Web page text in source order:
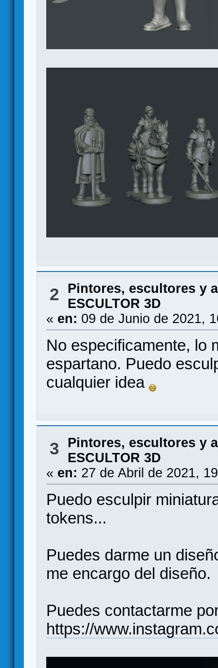
2
Pintores, escultores y
ESCULTOR 3D
« en: 09 de Junio de 2021,
No especificamente, lo
espartano. Puedo
cualquier idea
3
Pintores, escultores y
ESCULTOR 3D
« en: 27 de Abril de 2021,
Puedo esculpir
tokens...
Puedes darme un
me encargo del diseño.
Puedes contactarme
https://